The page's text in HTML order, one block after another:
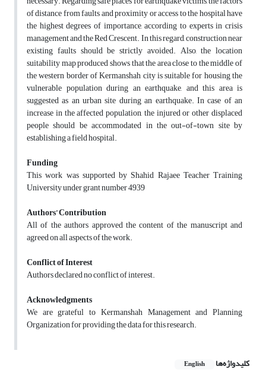
of distance from faults and proximity or access to the hospital have
the highest degrees of importance, according to experts in crisis
management and the Red Crescent. In this regard, construction near
existing faults should be strictly avoided. Also, the location
suitability map produced shows that the area close to the middle of
the western border of Kermanshah city is suitable for housing the
vulnerable population during an earthquake, and this area is
suggested as an urban site during an earthquake. In case of an
increase in the affected population, the injured or other displaced
people should be accommodated in the out-of-town site by
establishing a field hospital.
Funding
This work was supported by Shahid Rajaee Teacher Training
University under grant number 4939
Authors’ Contribution
All of the authors approved the content of the manuscript and
agreed on all aspects of the work.
Conflict of Interest
Authors declared no conflict of interest.
Acknowledgments
We are grateful to Kermanshah Management and Planning
Organization for providing the data for this research.
کلیدواژه‌ها English